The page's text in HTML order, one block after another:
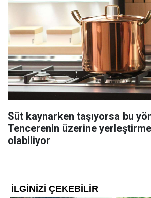
Süt kaynarken taşıyorsa bu
Tencerenin üzerine
olabiliyor